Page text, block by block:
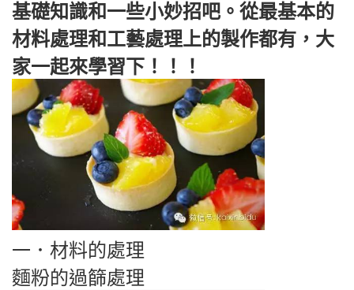
基礎知識和一些小妙招吧。從最基本的
材料處理和工藝處理上的製作都有，大
家一起來學習下！！！
一．材料的處理
麵粉的過篩處理